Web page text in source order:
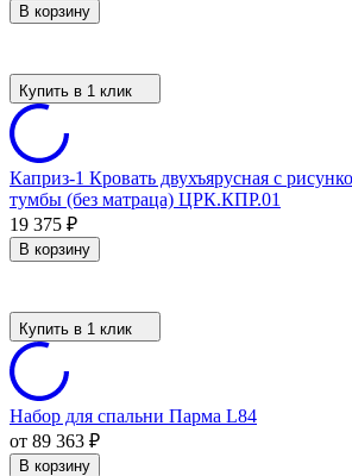
В корзину
Купить в 1 клик
Каприз-1 Кровать двухъярусная с
тумбы (без матраца) ЦРК.КПР.01
19 375 ₽
В корзину
Купить в 1 клик
Набор для спальни Парма L84
от 89 363 ₽
В корзину